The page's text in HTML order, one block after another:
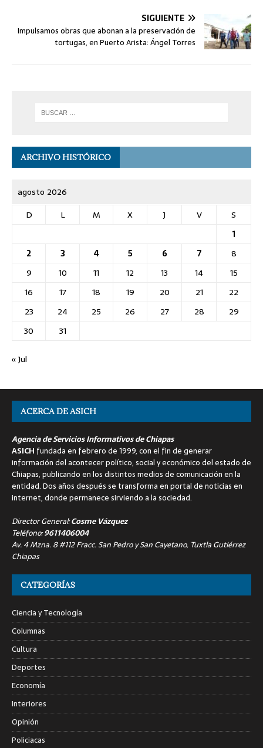
SIGUIENTE
Impulsamos obras que abonan a la preservación de
tortugas, en Puerto Arista: Ángel Torres
ARCHIVO HISTÓRICO
agosto 2026
D
L M X J V
S
1
2
3 4 5 6 7
8
9
10 11 12 13 14
15
16
17 18 19 20 21
22
23
24 25 26 27 28
29
30
31
« Jul
ACERCA DE ASICH
Agencia de Servicios Informativos de Chiapas
ASICH fundada en febrero de 1999, con el fin de generar
información del acontecer político, social y económico del estado de
Chiapas, publicando en los distintos medios de comunicación en la
entidad. Dos años después se transforma en portal de noticias en
internet, donde permanece sirviendo a la sociedad.
Director General:Cosme Vázquez
Teléfono:9611406004
Av. 4 Mzna. 8 #112 Fracc. San Pedro y San Cayetano, Tuxtla Gutiérrez
Chiapas
CATEGORÍAS
Ciencia y Tecnología
Columnas
Cultura
Deportes
Economía
Interiores
Opinión
Policiacas